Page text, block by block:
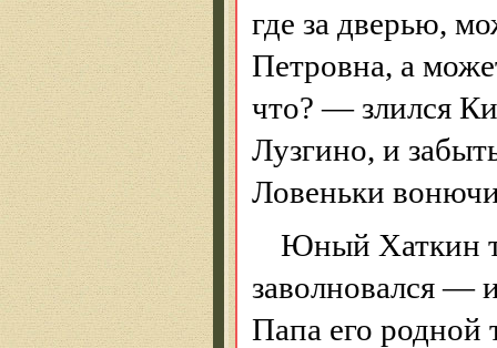
где за дверью,
Петровна, а
что? — злился
Лузгино, и
Ловеньки
Юный Хаткин
заволновался —
Папа его родной